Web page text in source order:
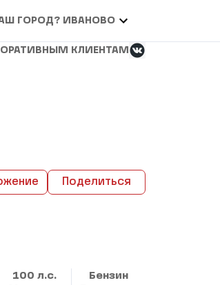
ГОРОД? ИВАНОВО
КЛИЕНТАМ
Поделиться
100 л.с. Бензин